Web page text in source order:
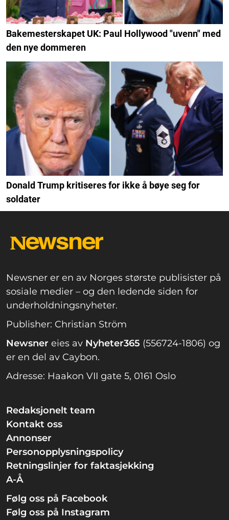
Bakemesterskapet UK: Paul Hollywood "uvenn" med
den nye dommeren
Donald Trump kritiseres for ikke å bøye seg for
soldater
Newsner er en av Norges største publisister på
sosiale medier – og den ledende siden for
underholdningsnyheter.
Publisher: Christian Ström
Newsner eies av Nyheter365 (556724-1806) og
er en del av Caybon.
Adresse: Haakon VII gate 5, 0161 Oslo
Redaksjonelt team
Kontakt oss
Annonser
Personopplysningspolicy
Retningslinjer for faktasjekking
A-Å
Følg oss på Facebook
Følg oss på Instagram